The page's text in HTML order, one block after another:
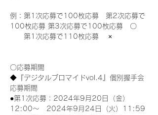
例：第1次応募で100枚応募　第2次応募で
100枚応募 第3次応募で100枚応募　〇
第1次応募で110枚応募　 ×
〇応募期間
◆『デジタルブロマイドvol.4』個別握手会
応募期間
●第1次応募：2024年9月20日（金）
12:00～　2024年9月24日（火）11:59